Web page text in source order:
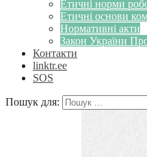
Етичні норми
Етичні основи
Нормативні акти
Закон України
Контакти
linktr.ee
SOS
Пошук для: